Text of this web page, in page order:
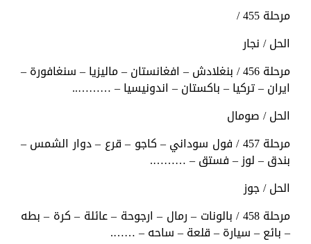
مرحلة 455 /
الحل / نجار
مرحلة 456 / بنغلادش – افغانستان – ماليزيا – سنغافورة –
ايران – تركيا – باكستان – اندونيسيا – ………..
الحل / صومال
مرحلة 457 / فول سوداني – كاجو – قرع – دوار الشمس –
بندق – لوز – فستق – ……….
الحل / جوز
مرحلة 458 / بالونات – رمال – ارجوحة – عائلة – كرة – بطه
– بائع – سيارة – قلعة – ساحه – …….